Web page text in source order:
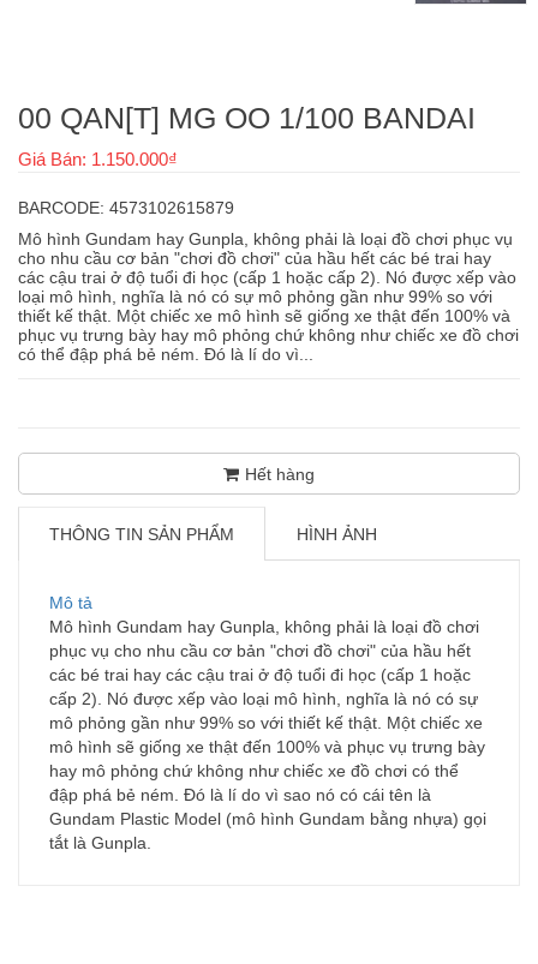
00 QAN[T] MG OO 1/100 BANDAI
Giá Bán: 1.150.000₫
BARCODE: 4573102615879
Mô hình Gundam hay Gunpla, không phải là loại đồ chơi phục vụ
cho nhu cầu cơ bản "chơi đồ chơi" của hầu hết các bé trai hay
các cậu trai ở độ tuổi đi học (cấp 1 hoặc cấp 2). Nó được xếp vào
loại mô hình, nghĩa là nó có sự mô phỏng gần như 99% so với
thiết kế thật. Một chiếc xe mô hình sẽ giống xe thật đến 100% và
phục vụ trưng bày hay mô phỏng chứ không như chiếc xe đồ chơi
có thể đập phá bẻ ném. Đó là lí do vì...
Hết hàng
THÔNG TIN SẢN PHẨM HÌNH ẢNH
Mô tả
Mô hình Gundam hay Gunpla, không phải là loại đồ chơi
phục vụ cho nhu cầu cơ bản "chơi đồ chơi" của hầu hết
các bé trai hay các cậu trai ở độ tuổi đi học (cấp 1 hoặc
cấp 2). Nó được xếp vào loại mô hình, nghĩa là nó có sự
mô phỏng gần như 99% so với thiết kế thật. Một chiếc xe
mô hình sẽ giống xe thật đến 100% và phục vụ trưng bày
hay mô phỏng chứ không như chiếc xe đồ chơi có thể
đập phá bẻ ném. Đó là lí do vì sao nó có cái tên là
Gundam Plastic Model (mô hình Gundam bằng nhựa) gọi
tắt là Gunpla.